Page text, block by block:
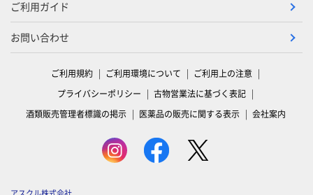
ご利用ガイド
お問い合わせ
ご利用規約 ご利用環境について
ご利用上の注意
プライバシーポリシー
古物営業法に基づく表記
酒類販売管理者標識の掲示
医薬品の販売に関する表示 会社案内